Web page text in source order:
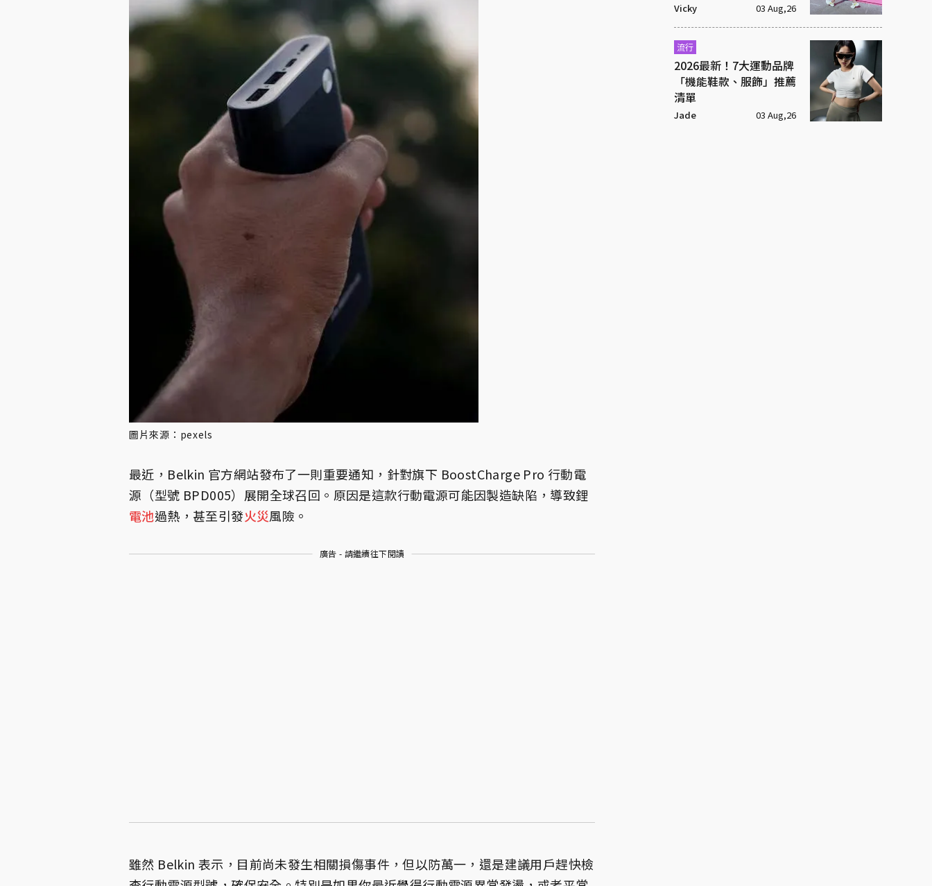
圖片來源：pexels
最近，Belkin 官方網站發布了一則重要通知，針對旗下 BoostCharge Pro 行動電
源（型號 BPD005）展開全球召回。原因是這款行動電源可能因製造缺陷，導致鋰
電池過熱，甚至引發火災風險。
廣告 - 請繼續往下閱讀
雖然 Belkin 表示，目前尚未發生相關損傷事件，但以防萬一，還是建議用戶趕快檢
Vicky 03 Aug,26
流行
2026最新！7大運動品牌
「機能鞋款、服飾」推薦
清單
Jade 03 Aug,26